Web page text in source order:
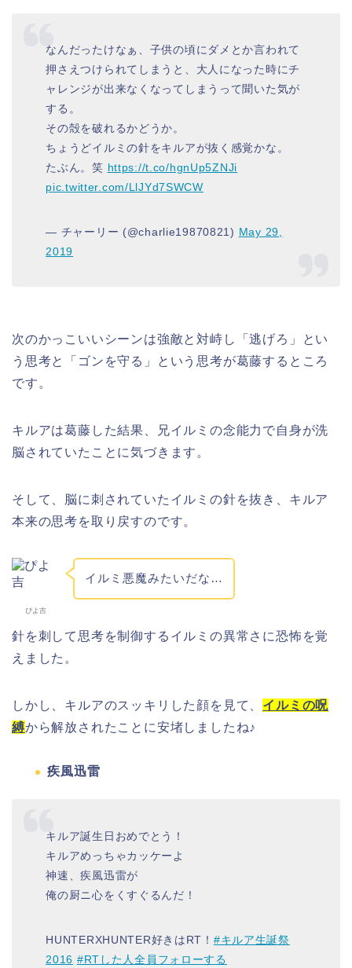
なんだったけなぁ、子供の頃にダメとか言われて
押さえつけられてしまうと、大人になった時にチ
ャレンジが出来なくなってしまうって聞いた気が
する。
その殻を破れるかどうか。
ちょうどイルミの針をキルアが抜く感覚かな。
たぶん。笑 https://t.co/hgnUp5ZNJi
pic.twitter.com/LlJYd7SWCW
— チャーリー (@charlie19870821) May 29,
2019
次のかっこいいシーンは強敵と対峙し「逃げろ」とい
う思考と「ゴンを守る」という思考が葛藤するところ
です。
キルアは葛藤した結果、兄イルミの念能力で自身が洗
脳されていたことに気づきます。
そして、脳に刺されていたイルミの針を抜き、キルア
本来の思考を取り戻すのです。
ぴよ吉
イルミ悪魔みたいだな…
針を刺して思考を制御するイルミの異常さに恐怖を覚
えました。
しかし、キルアのスッキリした顔を見て、 イルミの呪
縛から解放されたことに安堵しましたね♪
疾風迅雷
キルア誕生日おめでとう！
キルアめっちゃカッケーよ
神速、疾風迅雷が
俺の厨ニ心をくすぐるんだ！
HUNTERXHUNTER好きはRT！ #キルア生誕祭
2016 #RTした人全員フォローする